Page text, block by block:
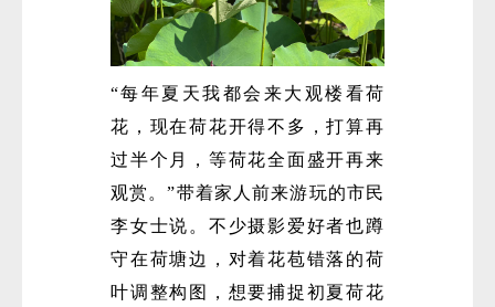
“每年夏天我都会来大观楼看荷
花，现在荷花开得不多，打算再
过半个月，等荷花全面盛开再来
观赏。”带着家人前来游玩的市民
李女士说。不少摄影爱好者也蹲
守在荷塘边，对着花苞错落的荷
叶调整构图，想要捕捉初夏荷花